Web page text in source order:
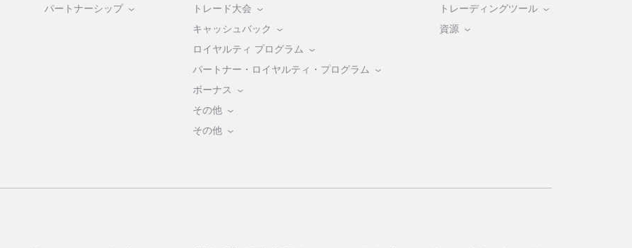
パートナーシップ
トレード大会
キャッシュバック
ロイヤルティ プログラム
パートナー・ロイヤルティ・プログラム
ボーナス
その他
その他
トレーディングツール
資源